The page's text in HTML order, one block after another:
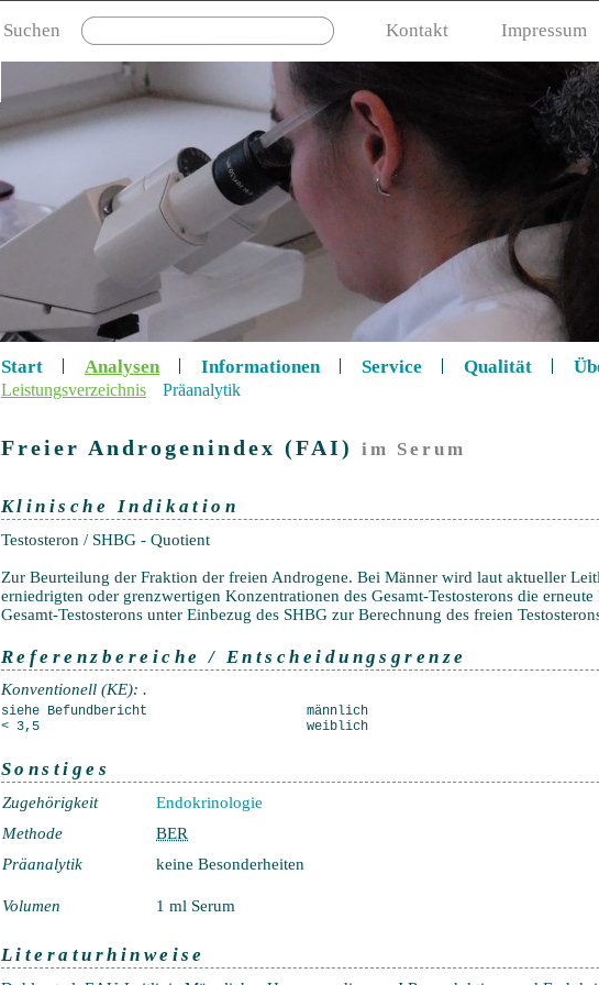
Suchen Kontakt Impressum
Start Analysen Informationen Service Qualität
Leistungsverzeichnis Präanalytik
Freier Androgenindex (FAI) im Serum
Klinische Indikation
Testosteron / SHBG - Quotient
Zur Beurteilung der Fraktion der freien Androgene. Bei Männer wird laut aktueller
erniedrigten oder grenzwertigen Konzentrationen des Gesamt-Testosterons die
Gesamt-Testosterons unter Einbezug des SHBG zur Berechnung des freien
Referenzbereiche / Entscheidungsgrenze
Konventionell (KE): .
siehe Befundbericht
< 3,5
männlich
weiblich
Sonstiges
Zugehörigkeit
Endokrinologie
Methode
BER
Präanalytik
keine Besonderheiten
Volumen 1 ml Serum
Literaturhinweise